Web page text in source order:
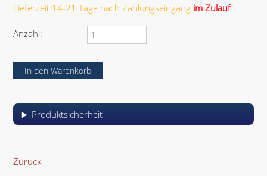
e
d
t
e
Lieferzeit 14-21 Tage nach Zahlungseingang im Zulauf
Anzahl:
Produktsicherheit
Zurück